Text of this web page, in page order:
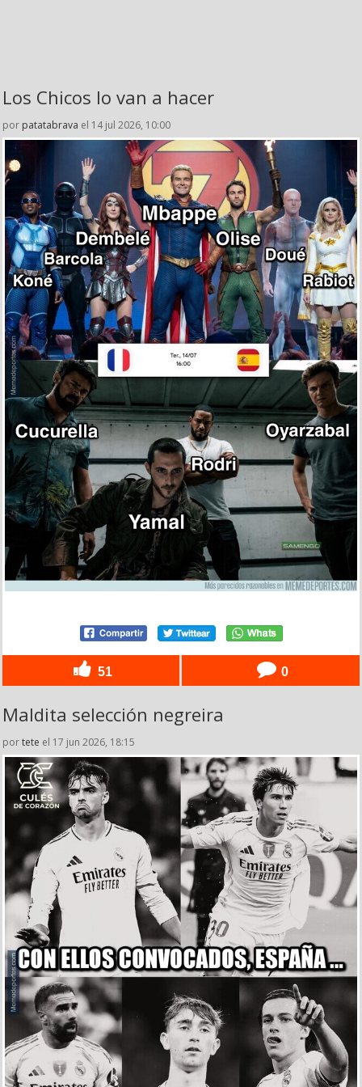
Los Chicos lo van a hacer
por patatabrava el 14 jul 2026, 10:00
51 0
Maldita selección negreira
portete el 17 jun 2026, 18:15